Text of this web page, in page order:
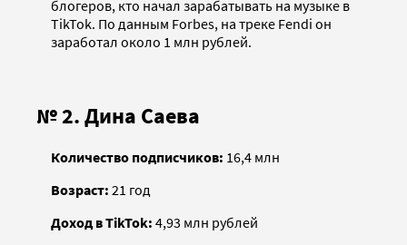
блогеров, кто начал зарабатывать на музыке в
TikTok. По данным Forbes, на треке Fendi он
заработал около 1 млн рублей.
№ 2. Дина Саева
Количество подписчиков: 16,4 млн
Возраст: 21 год
Доход в TikTok: 4,93 млн рублей